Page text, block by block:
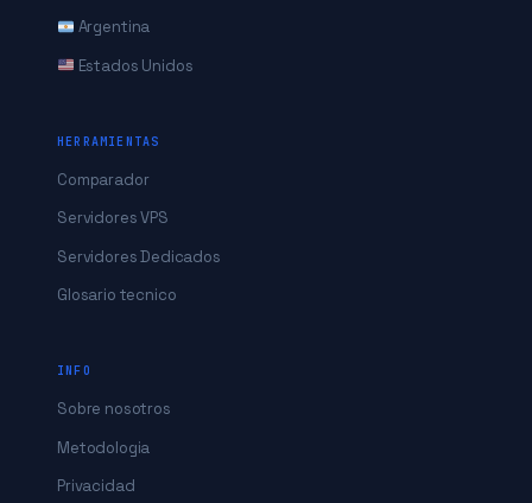
Argentina
Estados Unidos
HERRAMIENTAS
Comparador
Servidores VPS
Servidores Dedicados
Glosario tecnico
INFO
Sobre nosotros
Metodologia
Privacidad